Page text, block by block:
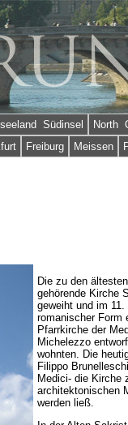
Südinsel North
Freiburg Meissen
Die zu den
gehörende Kirche
geweiht und im
romanischer Form
Pfarrkirche der
Michelezzo
wohnten. Die
Filippo
Medici- die Kirche
architektonischen
werden ließ.